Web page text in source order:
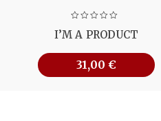
I’M A PRODUCT
31,00 €